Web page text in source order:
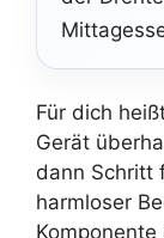
Für dich
Gerät
dann Schritt
harmloser